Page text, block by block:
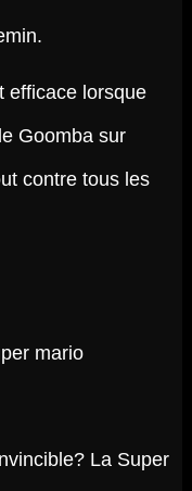
efficace lorsque
Goomba sur
contre tous les
La Super